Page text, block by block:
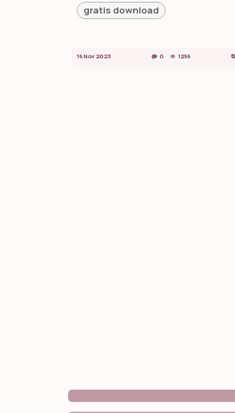
gratis download
16 Nov 2023 0 1256